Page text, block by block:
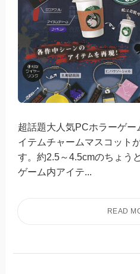
超話題大人気PCホラーゲ
イテムチャームマスコット
す。約2.5～4.5cmのちょう
ゲーム内アイテ...